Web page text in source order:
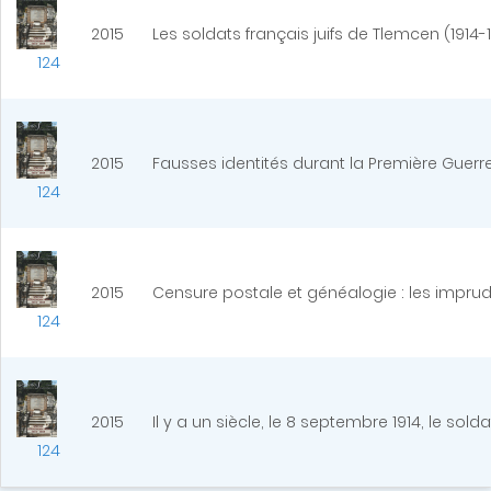
124
2015 Les soldats français juifs de Tlemcen (1914-
124
2015 Fausses identités durant la Première
124
2015 Censure postale et généalogie : les
124
2015 Il y a un siècle, le 8 septembre 1914, le